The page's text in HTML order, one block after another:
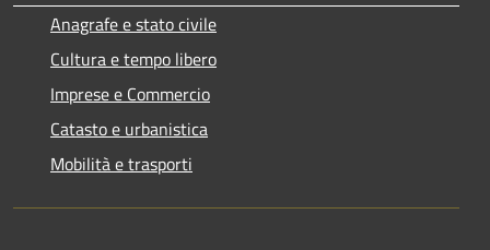
Anagrafe e stato civile
Cultura e tempo libero
Imprese e Commercio
Catasto e urbanistica
Mobilità e trasporti